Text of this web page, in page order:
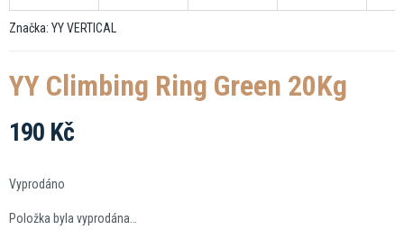
Značka: YY VERTICAL
YY Climbing Ring Green 20Kg
190 Kč
cena:
Vyprodáno
Položka byla vyprodána…